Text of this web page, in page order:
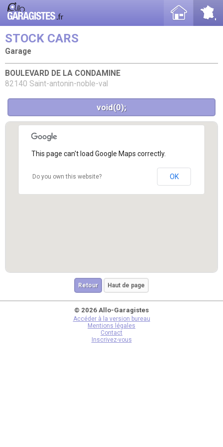
STOCK CARS
Garage
BOULEVARD DE LA CONDAMINE
82140 Saint-antonin-noble-val
void(0);
This page can't load Google Maps correctly.
Do you own this website? OK
Retour Haut de page
© 2026 Allo-Garagistes
Accéder à la version bureau
Mentions légales
Contact
Inscrivez-vous